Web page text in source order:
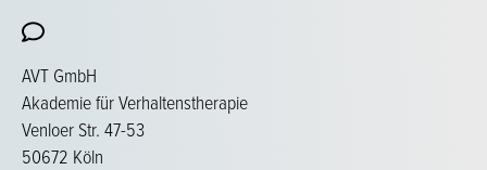
AVT GmbH
Akademie für Verhaltenstherapie
Venloer Str. 47-53
50672 Köln